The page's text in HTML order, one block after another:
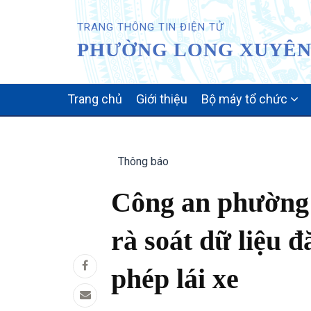
TRANG THÔNG TIN ĐIỆN TỬ
PHƯỜNG LONG
NAVIGATION
Trang chủ Giới thiệu Bộ máy tổ chức
Thông báo
Công an
rà soát dữ liệu
phép lái xe